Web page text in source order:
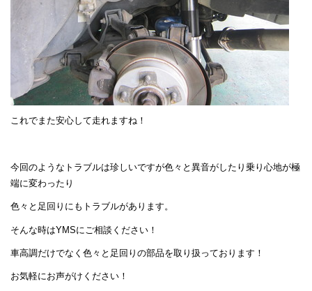
これでまた安心して走れますね！
今回のようなトラブルは珍しいですが色々と異音がしたり乗り心地が極
端に変わったり
色々と足回りにもトラブルがあります。
そんな時はYMSにご相談ください！
車高調だけでなく色々と足回りの部品を取り扱っております！
お気軽にお声がけください！